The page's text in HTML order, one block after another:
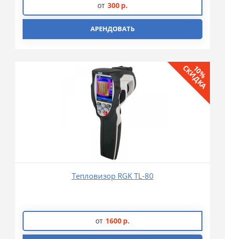
от 300 р.
АРЕНДОВАТЬ
10%
СКИДКА
Тепловизор RGK TL-80
от 1600 р.